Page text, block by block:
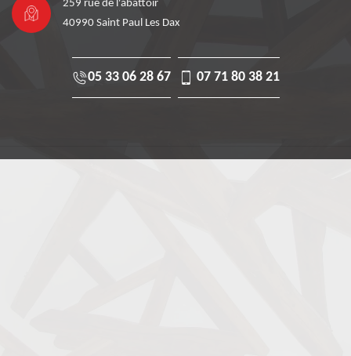
259 rue de l'abattoir
40990 Saint Paul Les Dax
05 33 06 28 67 07 71 80 38 21